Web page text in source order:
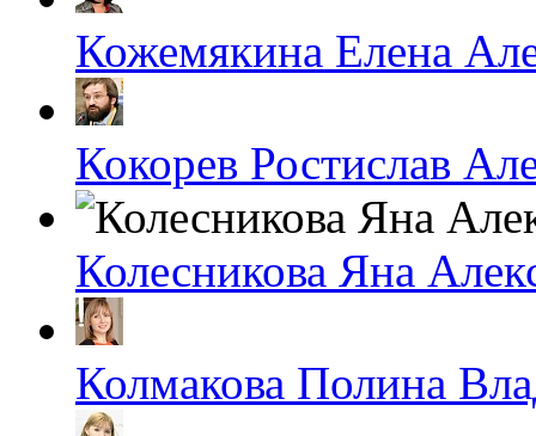
Кожемякина Елена
Кокорев Ростислав
Колесникова Яна
Колмакова Полина